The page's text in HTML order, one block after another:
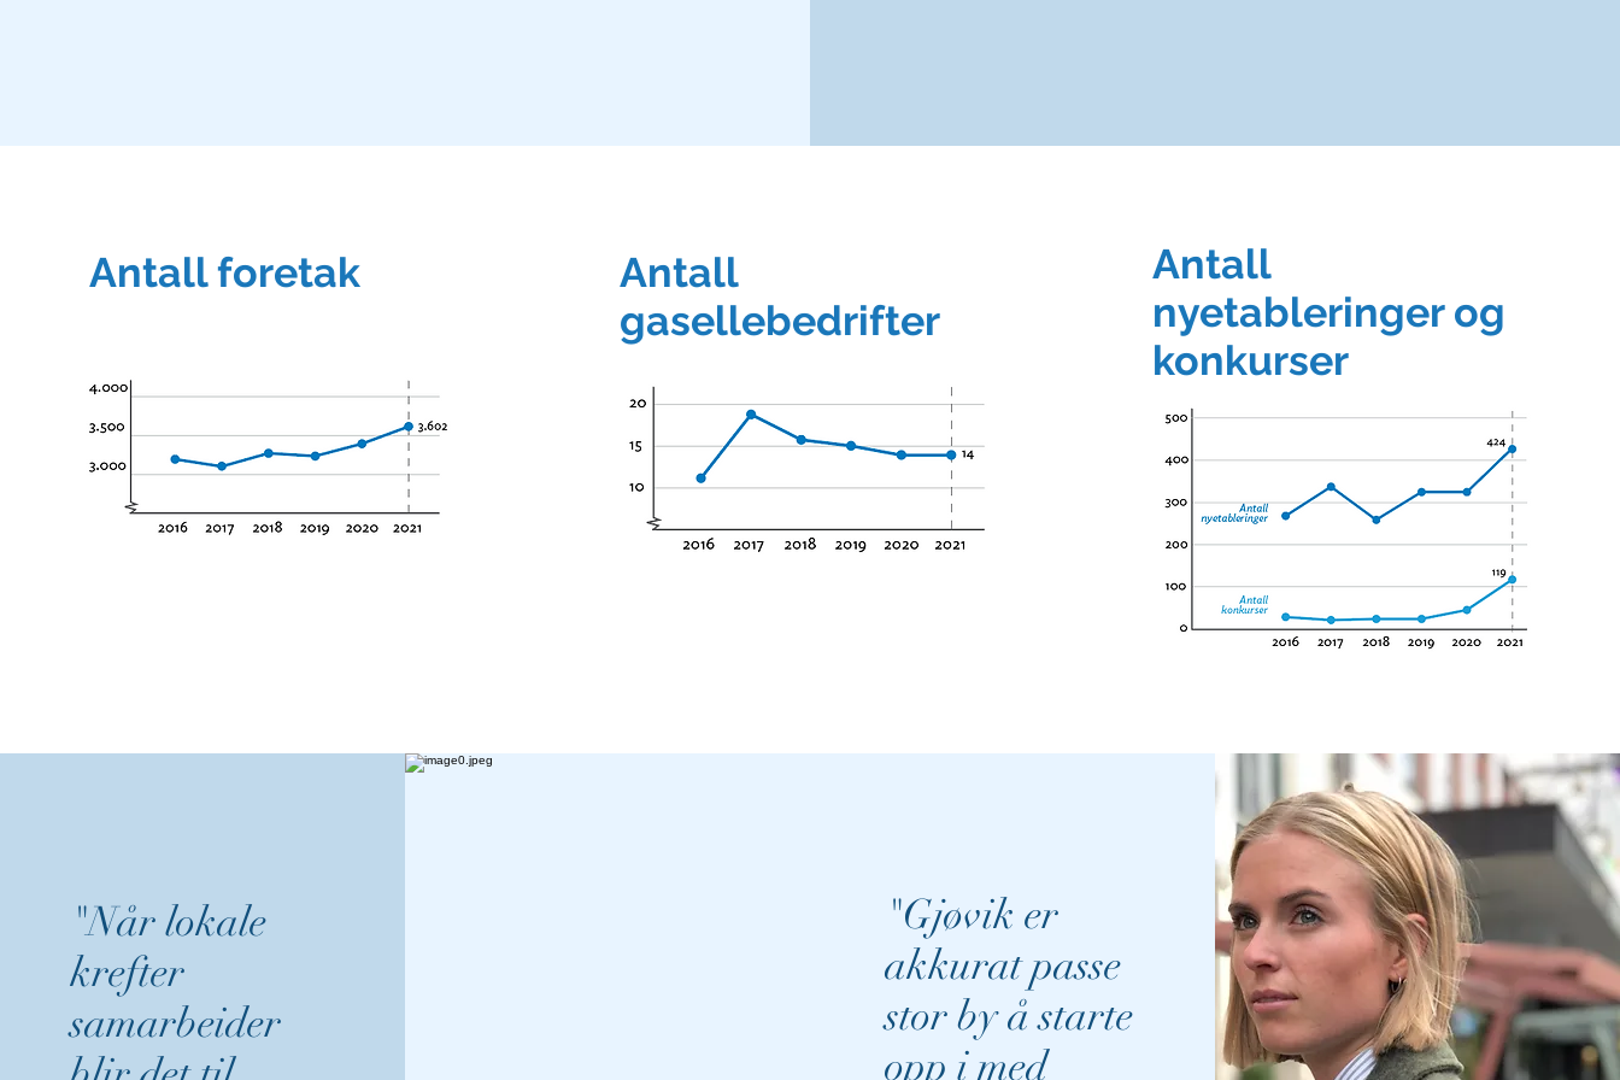
Antall foretak
Antall
gasellebedrifter
Antall
nyetableringer og
konkurser
"Når lokale
krefter
samarbeider
"Gjøvik er
akkurat passe
stor by å starte
opp i med